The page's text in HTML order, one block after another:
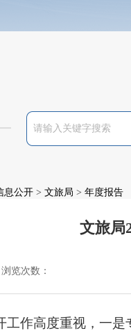
息公开 > 文旅局 > 年度报告
文旅局
览次数：
工作高度重视，一